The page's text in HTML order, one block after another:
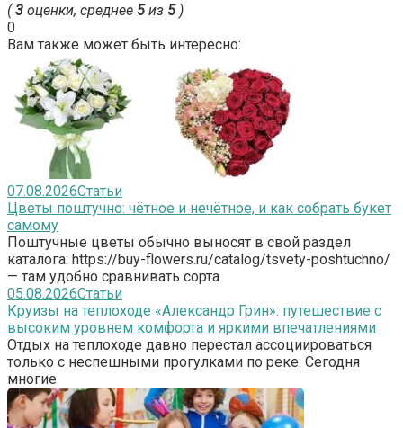
(3 оценки, среднее 5из 5)
0
Вам также может быть интересно:
07.08.2026Статьи
Цветы поштучно: чётное и нечётное, и как собрать букет
самому
Поштучные цветы обычно выносят в свой раздел
каталога: https://buy-flowers.ru/catalog/tsvety-poshtuchno/
— там удобно сравнивать сорта
05.08.2026Статьи
Круизы на теплоходе «Александр Грин»: путешествие с
высоким уровнем комфорта и яркими впечатлениями
Отдых на теплоходе давно перестал ассоциироваться
только с неспешными прогулками по реке. Сегодня
многие